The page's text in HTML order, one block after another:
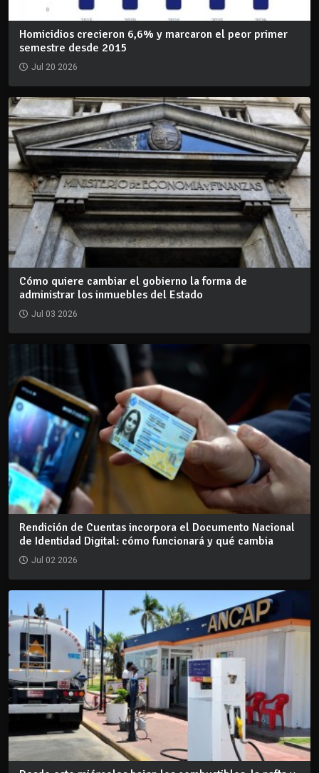
Homicidios crecieron 6,6% y marcaron el peor primer
semestre desde 2015
Jul 20 2026
Cómo quiere cambiar el gobierno la forma de
administrar los inmuebles del Estado
Jul 03 2026
Rendición de Cuentas incorpora el Documento Nacional
de Identidad Digital: cómo funcionará y qué cambia
Jul 02 2026